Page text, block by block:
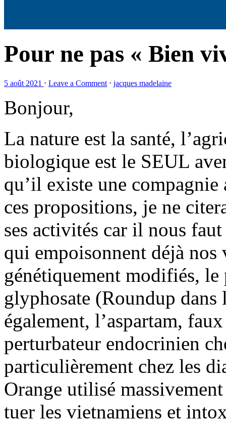
Pour ne pas « Bien
5 août 2021 ⋅ Leave a Comment ⋅ jacques madelaine
Bonjour,
La nature est la santé,
biologique est le SEUL
qu’il existe une compagnie
ces propositions, je ne
ses activités car il nous
qui empoisonnent déjà
génétiquement modifiés,
glyphosate (Roundup dans
également, l’aspartam,
perturbateur endocrinien
particulièrement chez les
Orange utilisé
tuer les vietnamiens et